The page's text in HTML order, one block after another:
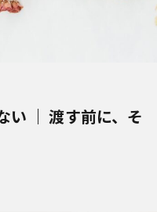
い ｜ 渡す前に、そ